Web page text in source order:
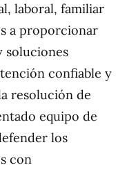
laboral, familiar
a proporcionar
soluciones
confiable y
resolución de
equipo de
los
con